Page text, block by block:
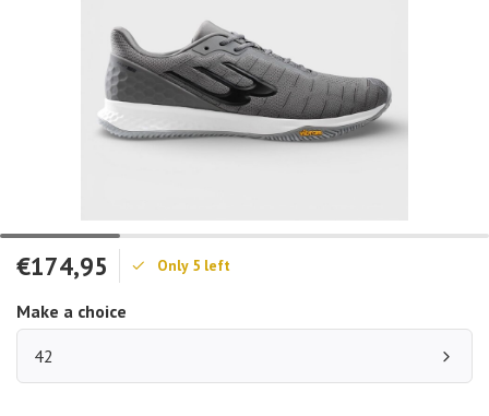
€174,95 Only 5 left
Make a choice
42